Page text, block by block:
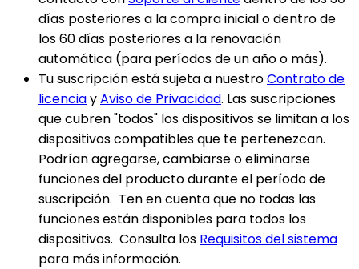
días posteriores a la compra inicial o dentro de
los 60 días posteriores a la renovación
automática (para períodos de un año o más).
Tu suscripción está sujeta a nuestroContrato de
licenciayAviso de Privacidad. Las suscripciones
que cubren "todos" los dispositivos se limitan a los
dispositivos compatibles que te pertenezcan.
Podrían agregarse, cambiarse o eliminarse
funciones del producto durante el período de
suscripción. Ten en cuenta que no todas las
funciones están disponibles para todos los
dispositivos. Consulta los Requisitos del sistema
para más información.